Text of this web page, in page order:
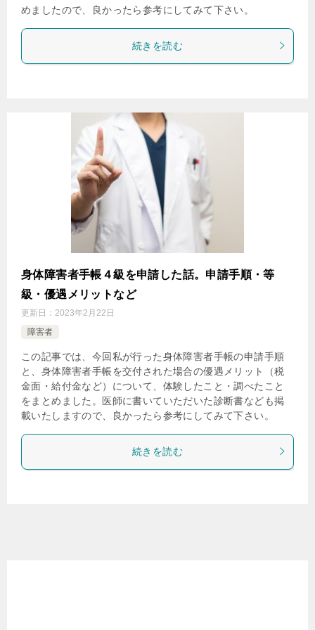
めましたので、良かったら参考にしてみて下さい。
続きを読む
身体障害者手帳４級を申請した話。申請手順・等
級・優遇メリットなど
更新日： 2023年2月22日
障害者
この記事では、今回私が行った身体障害者手帳の申請手順
と、身体障害者手帳を交付された場合の優遇メリット（税
金面・給付金など）について、体験したこと・調べたこと
をまとめました。医師に書いていただいた診断書なども掲
載いたしますので、良かったら参考にしてみて下さい。
続きを読む